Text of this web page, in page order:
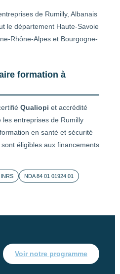
de Rumilly, Albanais
le département Haute-Savoie
Rhône-Alpes et Bourgogne-
formation à
Qualiopi et accrédité
les entreprises de Rumilly
en santé et sécurité
éligibles aux financements
NDA 84 01 01924 01
Voir notre programme